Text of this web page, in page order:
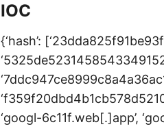
IOC
{‘hash’:
‘googl-6c11f.web[.]app’,